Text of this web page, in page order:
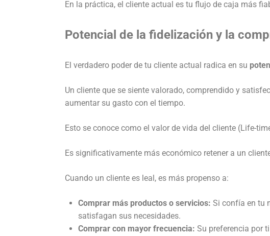
En la práctica, el cliente actual es tu flujo de caja más
Potencial de la fidelización y la
El verdadero poder de tu cliente actual radica en su
Un cliente que se siente valorado, comprendido y
aumentar su gasto con el tiempo.
Esto se conoce como el valor de vida del cliente (Life-
Es significativamente más económico retener a un
Cuando un cliente es leal, es más propenso a:
Comprar más productos o servicios: Si confía en tu
satisfagan sus necesidades.
Comprar con mayor frecuencia: Su preferencia por